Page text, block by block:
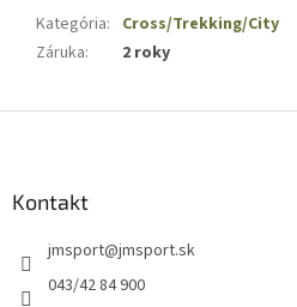
Kategória: Cross/Trekking/City
Záruka: 2 roky
Kontakt
jmsport@jmsport.sk
043/42 84 900